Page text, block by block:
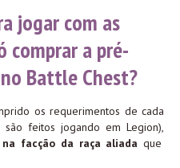
jogar com as
comprar a pré-
Battle Chest?
os requerimentos de cada
feitos jogando em Legion),
facção da raça aliada que